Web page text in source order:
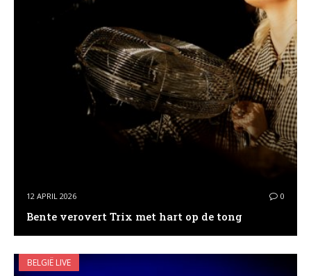
12 APRIL 2026 0
Bente verovert Trix met hart op de tong
BELGIË LIVE